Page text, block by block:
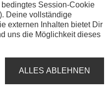
Session-Cookie
Deine vollständige
externen Inhalten bietet Dir
uns die Möglichkeit dieses
ALLES ABLEHNEN